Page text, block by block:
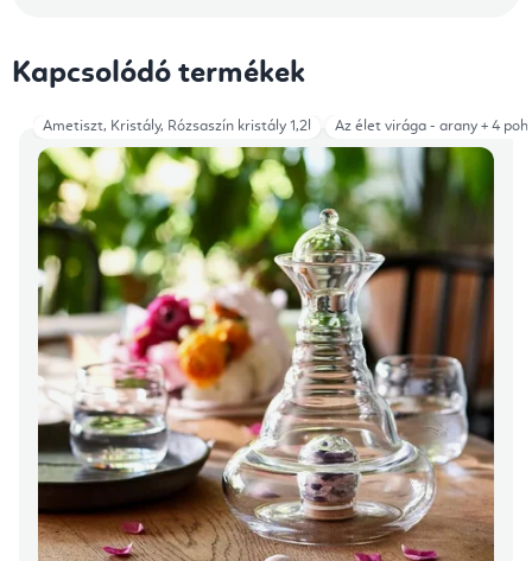
Kapcsolódó termékek
Ametiszt, Kristály, Rózsaszín kristály 1,2l Az élet virága - arany + 4